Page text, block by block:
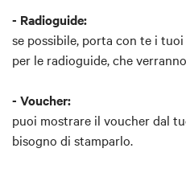
- Radioguide:
se possibile, porta con te i
per le radioguide, che
- Voucher:
puoi mostrare il voucher dal
bisogno di stamparlo.